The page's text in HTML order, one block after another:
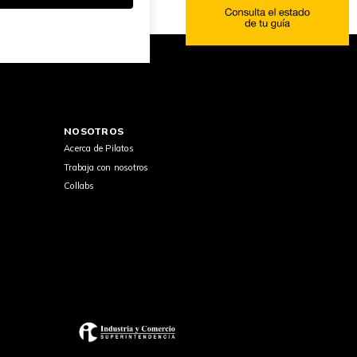
NOSOTROS
Acerca de Pilatos
Trabaja con nosotros
Collabs